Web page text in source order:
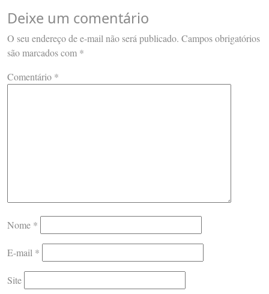
Deixe um comentário
O seu endereço de e-mail não será publicado. Campos obrigatórios
são marcados com *
Comentário *
Nome *
E-mail *
Site